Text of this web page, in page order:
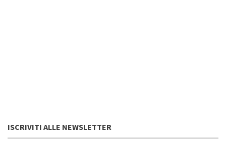
ISCRIVITI ALLE NEWSLETTER